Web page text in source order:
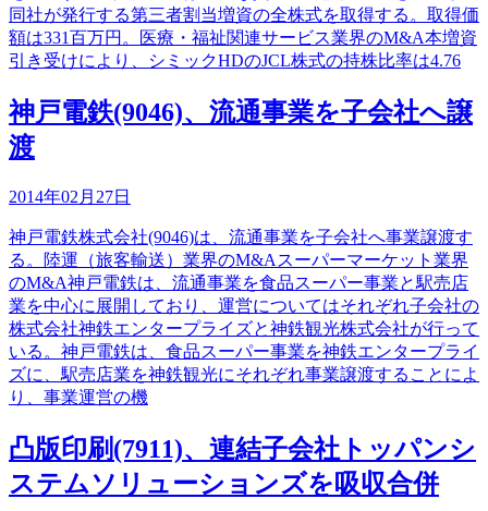
同社が発行する第三者割当増資の全株式を取得する。取得価
額は331百万円。医療・福祉関連サービス業界のM&A本増資
引き受けにより、シミックHDのJCL株式の持株比率は4.76
神戸電鉄(9046)、流通事業を子会社へ譲
渡
2014年02月27日
神戸電鉄株式会社(9046)は、流通事業を子会社へ事業譲渡す
る。陸運（旅客輸送）業界のM&Aスーパーマーケット業界
のM&A神戸電鉄は、流通事業を食品スーパー事業と駅売店
業を中心に展開しており、運営についてはそれぞれ子会社の
株式会社神鉄エンタープライズと神鉄観光株式会社が行って
いる。神戸電鉄は、食品スーパー事業を神鉄エンタープライ
ズに、駅売店業を神鉄観光にそれぞれ事業譲渡することによ
り、事業運営の機
凸版印刷(7911)、連結子会社トッパンシ
ステムソリューションズを吸収合併